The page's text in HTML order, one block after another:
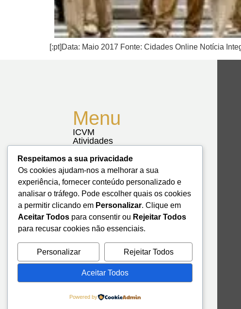
[:pt]Data: Maio 2017 Fonte: Cidades Online Notícia
Menu
ICVM
Atividades
Biblioteca
Contactos
Mapa do Site
Respeitamos a sua privacidade
Os cookies ajudam-nos a melhorar a sua
experiência, fornecer conteúdo personalizado e
analisar o tráfego. Pode escolher quais os cookies
a permitir clicando em Personalizar. Clique em
Aceitar Todos para consentir ou Rejeitar Todos
para recusar cookies não essenciais.
Personalizar Rejeitar Todos
Aceitar Todos
Powered by